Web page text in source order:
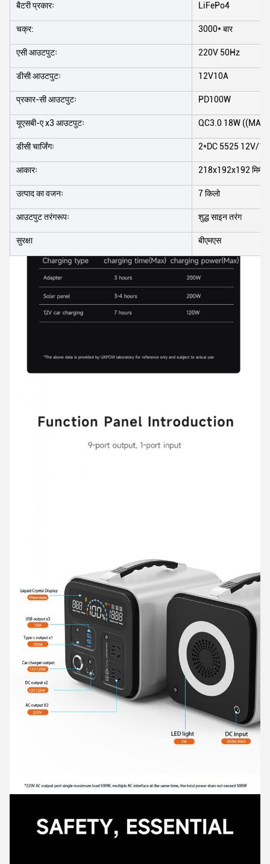
बैटरी प्रकारः LiFePo4
चक्र: 3000* बार
एसी आउटपुटः 220V 50Hz
डीसी आउटपुटः 12V10A
प्रकार-सी आउटपुटः PD100W
यूएसबी-ए x3 आउटपुटः QC3.0 18W ((MAX)
डीसी चार्जिंगः 2*DC 5525 12V/
आकारः 218x192x192 मिमी
उत्पाद का वजनः 7 किलो
आउटपुट तरंगरूपः शुद्ध साइन तरंग
सुरक्षा बीएमएस